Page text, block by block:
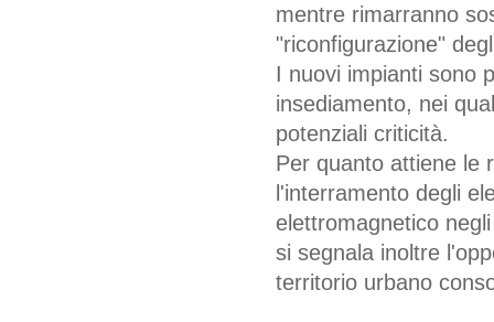
mentre rimarranno
"riconfigurazione"
I nuovi impianti sono
insediamento, nei
potenziali criticità.
Per quanto attiene le
l'interramento degli
elettromagnetico
si segnala inoltre
territorio urbano